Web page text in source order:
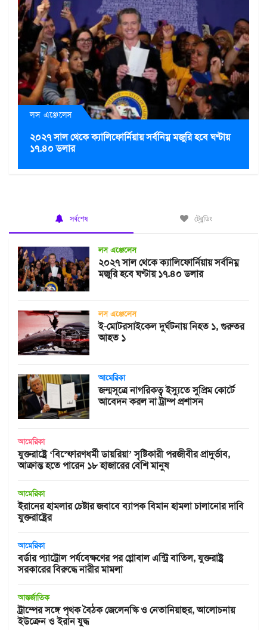
লস এঞ্জেলেস
২০২৭ সাল থেকে ক্যালিফোর্নিয়ায় সর্বনিম্ন মজুরি হবে ঘণ্টায়
১৭.৪০ ডলার
সর্বশেষ ট্রেন্ডিং
লস এঞ্জেলেস
২০২৭ সাল থেকে ক্যালিফোর্নিয়ায় সর্বনিম্ন
মজুরি হবে ঘণ্টায় ১৭.৪০ ডলার
লস এঞ্জেলেস
ই-মোটরসাইকেল দুর্ঘটনায় নিহত ১, গুরুতর
আহত ১
আমেরিকা
জন্মসূত্রে নাগরিকত্ব ইস্যুতে সুপ্রিম কোর্টে
আবেদন করল না ট্রাম্প প্রশাসন
আমেরিকা
যুক্তরাষ্ট্রে ‘বিস্ফোরণধর্মী ডায়রিয়া’ সৃষ্টিকারী পরজীবীর প্রাদুর্ভাব,
আক্রান্ত হতে পারেন ১৮ হাজারের বেশি মানুষ
আমেরিকা
ইরানের হামলার চেষ্টার জবাবে ব্যাপক বিমান হামলা চালানোর দাবি
যুক্তরাষ্ট্রের
আমেরিকা
বর্ডার প্যাট্রোল পর্যবেক্ষণের পর গ্লোবাল এন্ট্রি বাতিল, যুক্তরাষ্ট্র
সরকারের বিরুদ্ধে নারীর মামলা
আন্তর্জাতিক
ট্রাম্পের সঙ্গে পৃথক বৈঠক জেলেনস্কি ও নেতানিয়াহুর, আলোচনায়
ইউক্রেন ও ইরান যুদ্ধ